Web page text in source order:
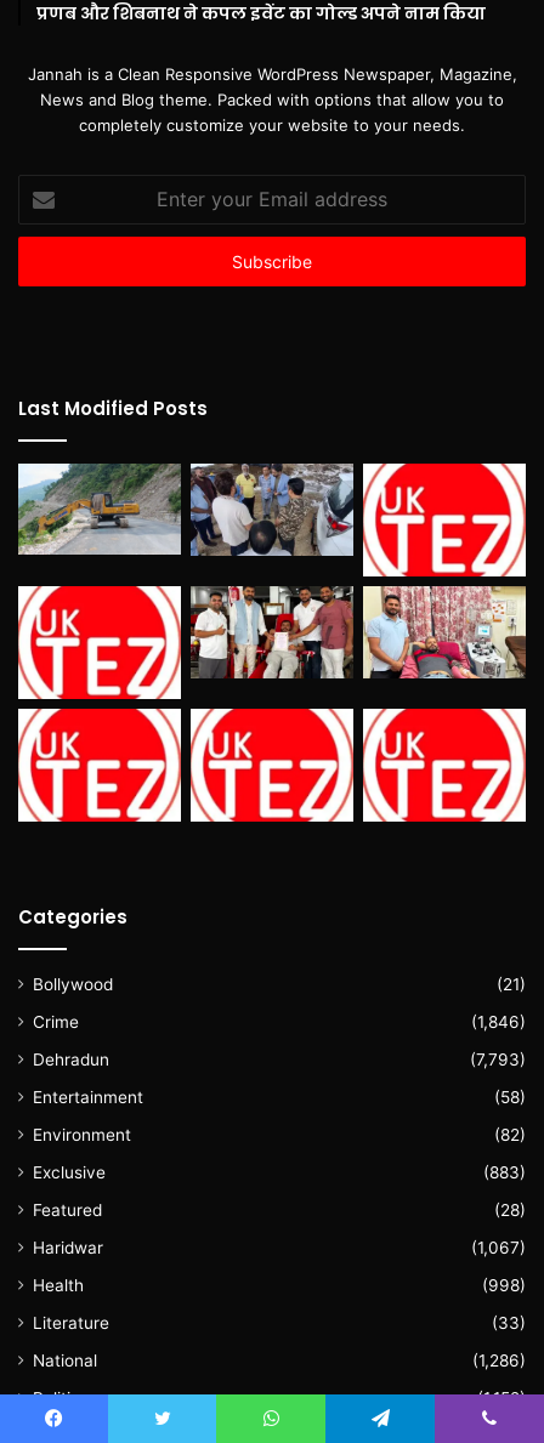
प्रणब और शिबनाथ ने कपल इवेंट का गोल्ड अपने नाम किया
Jannah is a Clean Responsive WordPress Newspaper, Magazine,
News and Blog theme. Packed with options that allow you to
completely customize your website to your needs.
Enter
your
Email
Last Modified Posts
Categories
Bollywood
(21)
Crime
(1,846)
Dehradun
(7,793)
Entertainment
(58)
Environment
(82)
Exclusive
(883)
Featured
(28)
Haridwar
(1,067)
Health
(998)
Literature
(33)
National
(1,286)
Politics
(1,152)